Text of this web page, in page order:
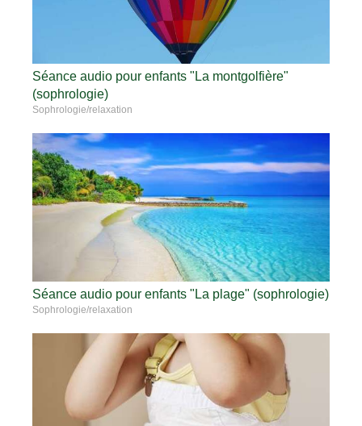
Séance audio pour enfants "La montgolfière"
(sophrologie)
Sophrologie/relaxation
Séance audio pour enfants "La plage" (sophrologie)
Sophrologie/relaxation